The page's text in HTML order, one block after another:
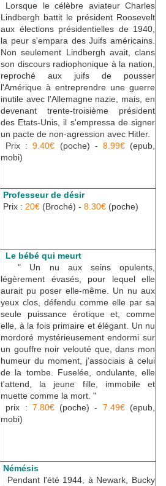
Lorsque le célèbre aviateur Charles
Lindbergh battit le président Roosevelt
aux élections présidentielles de 1940,
la peur s'empara des Juifs américains.
Non seulement Lindbergh avait, clans
son discours radiophonique à la nation,
reproché aux juifs de pousser
l'Amérique à entreprendre une guerre
inutile avec l'Allemagne nazie, mais, en
devenant trente-troisième président
des Etats-Unis, il s'empressa de signer
un pacte de non-agression avec Hitler.
Prix : 9.40€ (poche) - 8.99€ (epub,
mobi)
Professeur de désir
Prix : 20€ (Broché) - 8.30€ (poche)
Le bébé qui meurt
" Un nu aux seins opulents,
légèrement évasés, pour lequel elle
aurait pu poser elle-même. Un nu aux
yeux clos, défendu comme elle par sa
seule puissance érotique et, comme
elle, à la fois primaire et élégant. Un nu
mordoré mystérieusement endormi sur
un gouffre noir velouté que, dans mon
humeur du moment, j'associais à celui
de la tombe. Fuselée, ondulante, elle
t'attend, la jeune fille, immobile et
muette comme la mort. "
prix : 7.80€(poche) - 7.49€(epub,
mobi)
Némésis
Pendant l'été 1944, à Newark, Bucky